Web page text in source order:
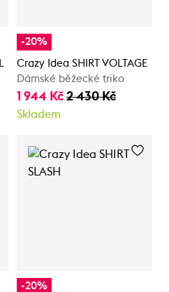
-20%
Crazy Idea SHIRT VOLTAGE
Dámské běžecké triko
1 944 Kč 2 430 Kč
Skladem
-20%